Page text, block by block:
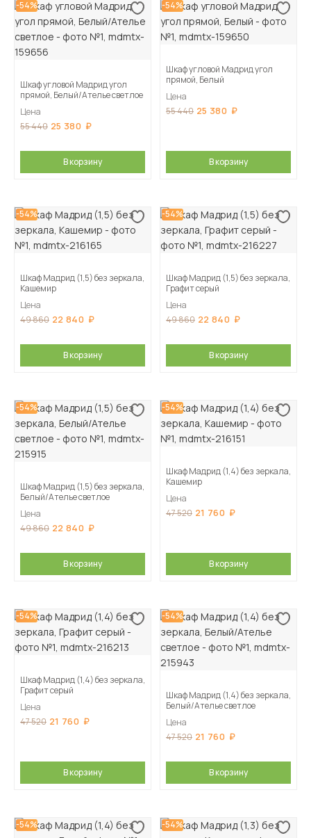
-54%
Шкаф угловой Мадрид угол
прямой, Белый/Ателье светлое
Цена
55 440 25 380
В корзину
-54%
Шкаф угловой Мадрид угол
прямой, Белый
Цена
55 440 25 380
В корзину
-54%
Шкаф Мадрид (1,5) без зеркала,
Кашемир
Цена
49 860 22 840
В корзину
-54%
Шкаф Мадрид (1,5) без зеркала,
Графит серый
Цена
49 860 22 840
В корзину
-54%
Шкаф Мадрид (1,5) без зеркала,
Белый/Ателье светлое
Цена
49 860 22 840
В корзину
-54%
Шкаф Мадрид (1,4) без зеркала,
Кашемир
Цена
47 520 21 760
В корзину
-54%
Шкаф Мадрид (1,4) без зеркала,
Графит серый
Цена
47 520 21 760
В корзину
-54%
Шкаф Мадрид (1,4) без зеркала,
Белый/Ателье светлое
Цена
47 520 21 760
В корзину
-54% -54%